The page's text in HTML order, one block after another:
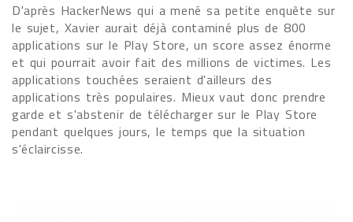
D'après HackerNews qui a mené sa petite enquête sur
le sujet, Xavier aurait déjà contaminé plus de 800
applications sur le Play Store, un score assez énorme
et qui pourrait avoir fait des millions de victimes. Les
applications touchées seraient d'ailleurs des
applications très populaires. Mieux vaut donc prendre
garde et s'abstenir de télécharger sur le Play Store
pendant quelques jours, le temps que la situation
s'éclaircisse.